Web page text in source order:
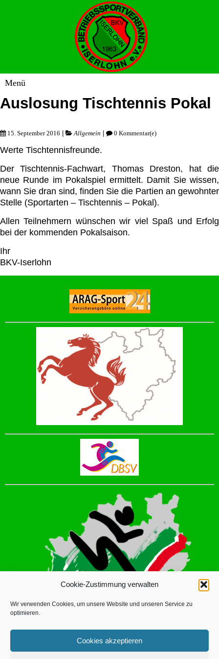
Cookie-Zustimmung verwalten
Wir verwenden Cookies, um unsere Website und unseren Service zu
optimieren.
Cookies akzeptieren
Auslosung Tischtennis Pokal
15. September 2016 Allgemein 0 Kommentar(e)
Werte Tischtennisfreunde.
Der Tischtennis-Fachwart, Thomas Dreston, hat die
neue Runde im Pokalspiel ermittelt. Damit Sie wissen,
wann Sie dran sind, finden Sie die Partien an gewohnter
Stelle (Sportarten – Tischtennis – Pokal).
Allen Teilnehmern wünschen wir viel Spaß und Erfolg
bei der kommenden Pokalsaison.
Ihr
BKV-Iserlohn